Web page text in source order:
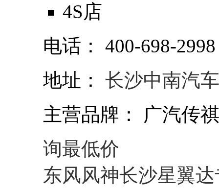
4S店
电话：
400-698-2998
地址：
长沙中南汽
主营品牌：
广汽传
询最低价
东风风神长沙星翼